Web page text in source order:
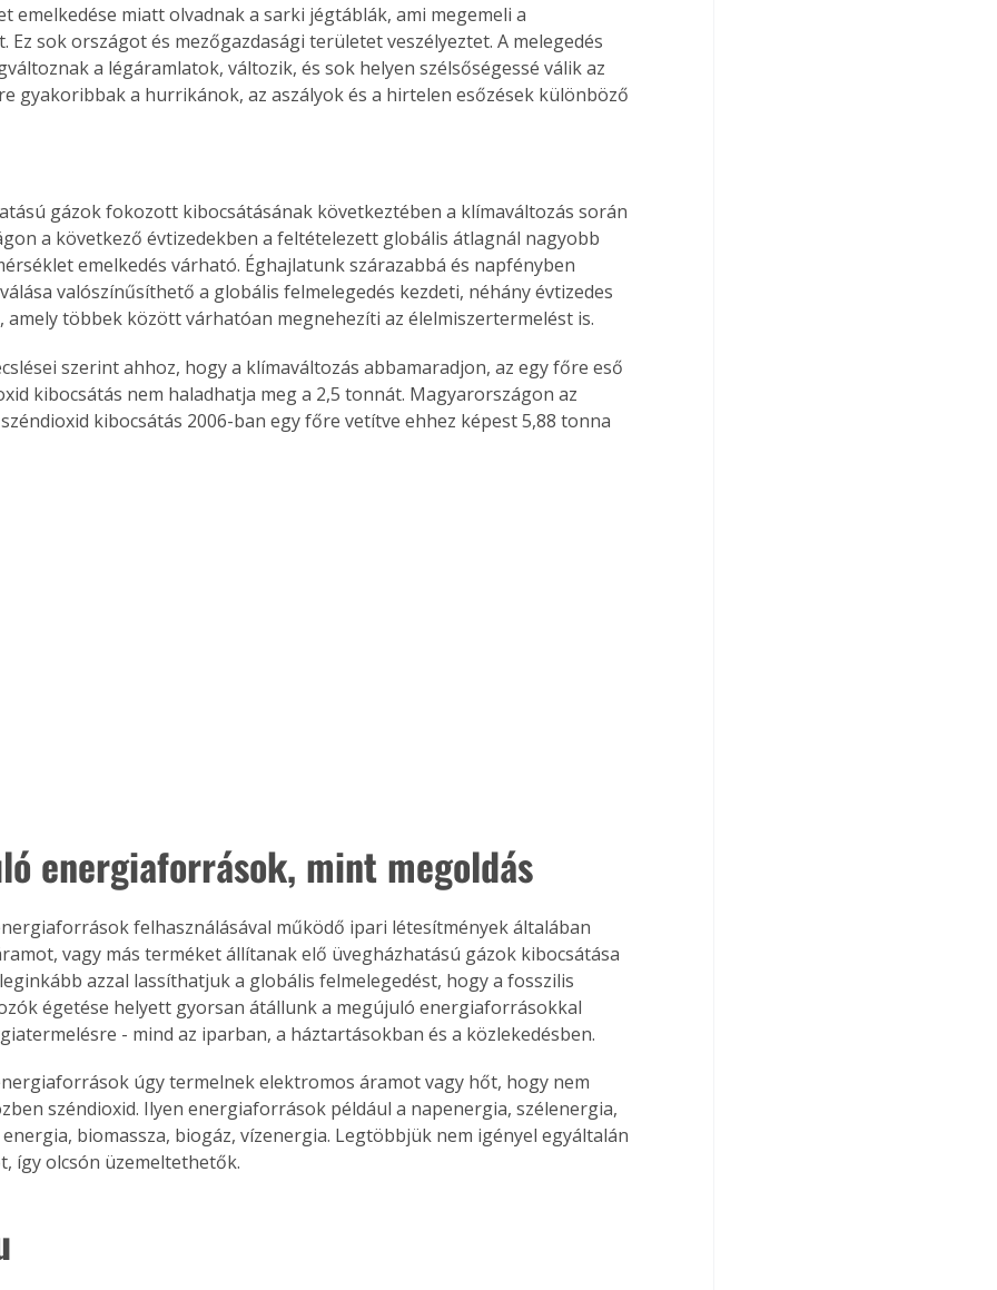
az
Old
új,
egyedi
Együtt jobban megéri!
Bővebb információ itt!
Együtt jobban megéri! A
könyvek tetszőleges
párosítással kedvezményes
áron, 0 Ft postaköltséggel
megrendelhetők!
emelkedése miatt olvadnak a sarki jégtáblák, ami megemeli a
Ez sok országot és mezőgazdasági területet veszélyeztet. A melegedés
a légáramlatok, változik, és sok helyen szélsőségessé válik az
gyakoribbak a hurrikánok, az aszályok és a hirtelen esőzések különböző
gázok fokozott kibocsátásának következtében a klímaváltozás során
a következő évtizedekben a feltételezett globális átlagnál nagyobb
emelkedés várható. Éghajlatunk szárazabbá és napfényben
valószínűsíthető a globális felmelegedés kezdeti, néhány évtizedes
amely többek között várhatóan megnehezíti az élelmiszertermelést is.
szerint ahhoz, hogy a klímaváltozás abbamaradjon, az egy főre eső
kibocsátás nem haladhatja meg a 2,5 tonnát. Magyarországon az
kibocsátás 2006-ban egy főre vetítve ehhez képest 5,88 tonna
energiaforrások, mint megoldás
felhasználásával működő ipari létesítmények általában
vagy más terméket állítanak elő üvegházhatású gázok kibocsátása
azzal lassíthatjuk a globális felmelegedést, hogy a fosszilis
égetése helyett gyorsan átállunk a megújuló energiaforrásokkal
- mind az iparban, a háztartásokban és a közlekedésben.
úgy termelnek elektromos áramot vagy hőt, hogy nem
széndioxid. Ilyen energiaforrások például a napenergia, szélenergia,
biomassza, biogáz, vízenergia. Legtöbbjük nem igényel egyáltalán
így olcsón üzemeltethetők.